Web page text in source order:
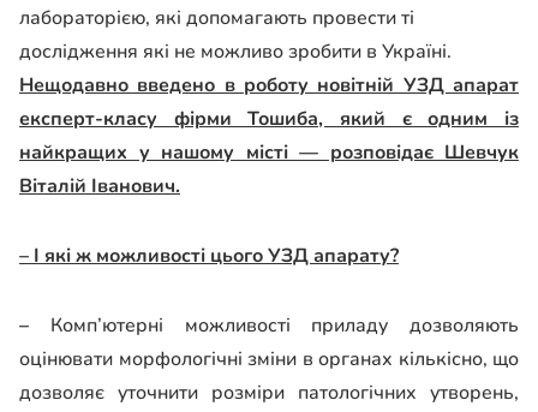
лабораторією, які допомагають провести ті
дослідження які не можливо зробити в Україні.
Нещодавно введено в роботу новітній УЗД апарат
експерт-класу фірми Тошиба, який є одним із
найкращих у нашому місті — розповідає Шевчук
Віталій Іванович.
– І які ж можливості цього УЗД апарату?
– Комп’ютерні можливості приладу дозволяють
оцінювати морфологічні зміни в органах кількісно, що
дозволяє уточнити розміри патологічних утворень,